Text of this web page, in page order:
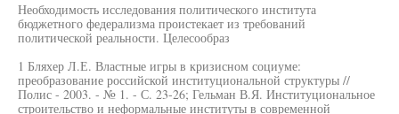
Необходимость исследования политического института
бюджетного федерализма проистекает из требований
политической реальности. Целесообраз
1 Бляхер Л.Е. Властные игры в кризисном социуме:
преобразование российской институциональной структуры //
Полис - 2003. - № 1. - С. 23-26; Гельман В.Я. Институциональное
строительство и неформальные институты в современной